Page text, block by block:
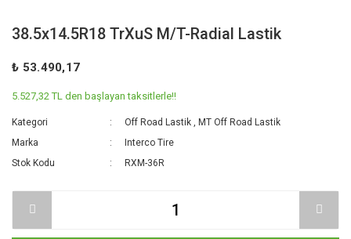
38.5x14.5R18 TrXuS M/T-Radial Lastik
₺ 53.490,17
5.527,32 TL den başlayan taksitlerle!!
Kategori Off Road Lastik ,MT Off Road Lastik
Marka
Interco Tire
Stok Kodu
RXM-36R